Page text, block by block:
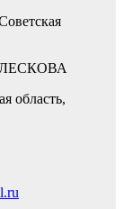
ЛЕСКОВА
область,